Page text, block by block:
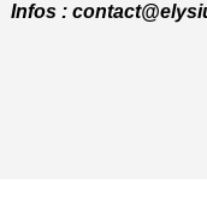
Infos :